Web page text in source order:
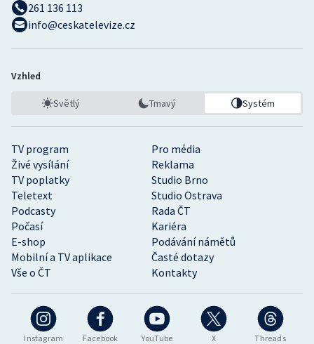
Instagram Facebook YouTube X Threads
TV program
Pro média
Živé vysílání
Reklama
TV poplatky
Studio Brno
Teletext
Studio Ostrava
Podcasty
Rada ČT
Počasí
Kariéra
E-shop
Podávání námětů
Mobilní a TV aplikace
Časté dotazy
Vše o ČT
Kontakty
261 136 113
info@ceskatelevize.cz
Vzhled
Světlý Tmavý Systém